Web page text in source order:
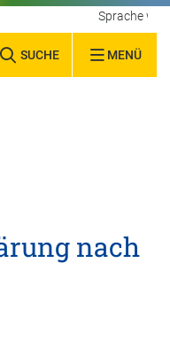
SUCHE MENÜ
Sprache
nach